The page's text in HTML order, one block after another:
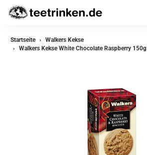
Startseite
Walkers Kekse
Walkers Kekse White Chocolate Raspberry 150g